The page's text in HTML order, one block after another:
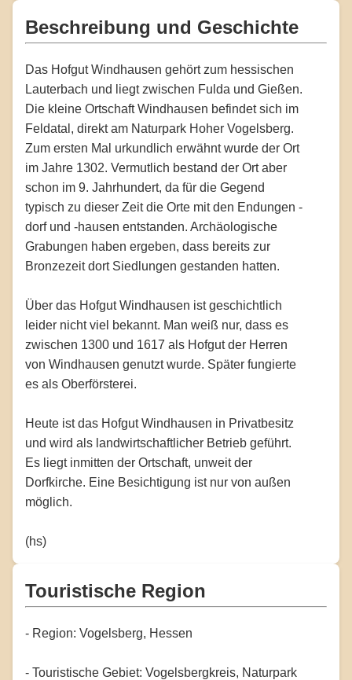
Beschreibung und Geschichte
Das Hofgut Windhausen gehört zum hessischen
Lauterbach und liegt zwischen Fulda und Gießen.
Die kleine Ortschaft Windhausen befindet sich im
Feldatal, direkt am Naturpark Hoher Vogelsberg.
Zum ersten Mal urkundlich erwähnt wurde der Ort
im Jahre 1302. Vermutlich bestand der Ort aber
schon im 9. Jahrhundert, da für die Gegend
typisch zu dieser Zeit die Orte mit den Endungen -
dorf und -hausen entstanden. Archäologische
Grabungen haben ergeben, dass bereits zur
Bronzezeit dort Siedlungen gestanden hatten.
Über das Hofgut Windhausen ist geschichtlich
leider nicht viel bekannt. Man weiß nur, dass es
zwischen 1300 und 1617 als Hofgut der Herren
von Windhausen genutzt wurde. Später fungierte
es als Oberförsterei.
Heute ist das Hofgut Windhausen in Privatbesitz
und wird als landwirtschaftlicher Betrieb geführt.
Es liegt inmitten der Ortschaft, unweit der
Dorfkirche. Eine Besichtigung ist nur von außen
möglich.
(hs)
Touristische Region
- Region: Vogelsberg, Hessen
- Touristische Gebiet: Vogelsbergkreis, Naturpark